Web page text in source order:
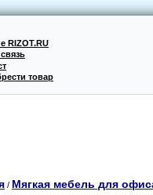
RIZOT.RU
товар
/ Мягкая мебель для